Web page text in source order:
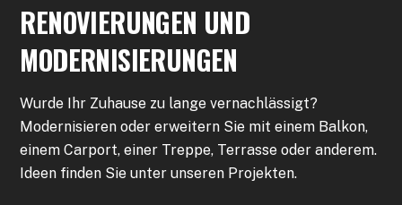
RENOVIERUNGEN UND
MODERNISIERUNGEN
Wurde Ihr Zuhause zu lange vernachlässigt?
Modernisieren oder erweitern Sie mit einem Balkon,
einem Carport, einer Treppe, Terrasse oder anderem.
Ideen finden Sie unter unseren Projekten.